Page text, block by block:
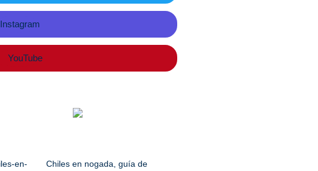
Instagram
YouTube
Chiles en nogada, guía de